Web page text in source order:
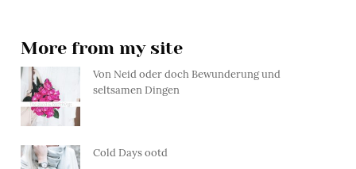
More from my site
Von Neid oder doch Bewunderung und
seltsamen Dingen
Cold Days ootd